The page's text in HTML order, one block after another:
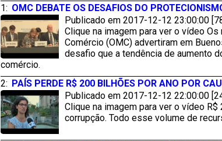
1: OMC DEBATE OS DESAFIOS DO
Publicado em 2017-12-12 23:00:00
Clique na imagem para ver o vídeo
Comércio (OMC) advertiram em
desafio que a tendência de aumento
comércio.
2: PAÍS PERDE R$ 200 BILHÕES POR ANO POR
Publicado em 2017-12-12 22:00:00
Clique na imagem para ver o vídeo
corrupção. Todo esse volume de